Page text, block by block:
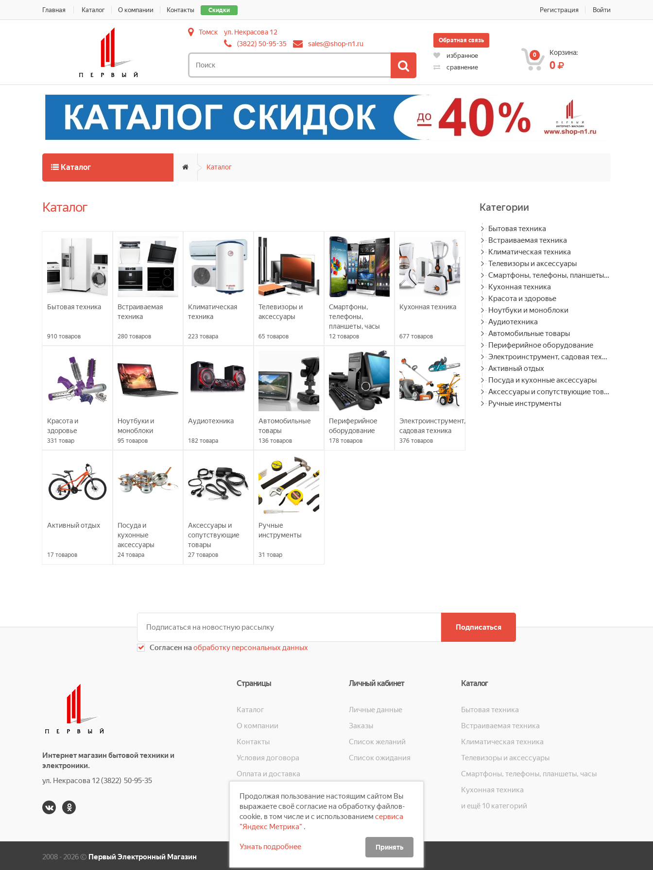
Скидки
Главная Каталог О компании Контакты Регистрация Войти
Томск
ул. Некрасова 12
(3822) 50-95-35
sales@shop-n1.ru Обратная связь
избранное
сравнение
0 Корзина:
0
Каталог Каталог
Каталог
Бытовая техника
910 товаров
Встраиваемая
техника
280 товаров
Климатическая
техника
223 товара
Телевизоры и
аксессуары
65 товаров
Смартфоны,
телефоны,
планшеты, часы
12 товаров
Кухонная техника
677 товаров
Красота и
здоровье
331 товар
Ноутбуки и
моноблоки
95 товаров
Аудиотехника
182 товара
Автомобильные
товары
136товаров
Периферийное
оборудование
178 товаров
Электроинструмент,
садовая техника
376товаров
Активный отдых
17 товаров
Посуда и
кухонные
аксессуары
24товара
Аксессуары и
сопутствующие
товары
27 товаров
Ручные
инструменты
31 товар
Категории
Бытовая техника
Встраиваемая техника
Климатическая техника
Телевизоры и аксессуары
Смартфоны, телефоны, планшеты, часы
Кухонная техника
Красота и здоровье
Ноутбуки и моноблоки
Аудиотехника
Автомобильные товары
Периферийное оборудование
Электроинструмент, садовая техника
Активный отдых
Посуда и кухонные аксессуары
Аксессуары и сопутствующие товары
Ручные инструменты
Подписаться
Согласен наобработку персональных данных
Интернет магазин бытовой техники и
электроники.
ул. Некрасова 12 (3822) 50-95-35
Страницы
Каталог
О компании
Контакты
Условия договора
Оплата и доставка
Скидки
Личный кабинет
Личные данные
Заказы
Список желаний
Список ожидания
Каталог
Бытовая техника
Встраиваемая техника
Климатическая техника
Телевизоры и аксессуары
Смартфоны, телефоны, планшеты, часы
Кухонная техника
и ещё 10 категорий
2008 - 2026 © Первый Электронный Магазин
Продолжая пользование настоящим сайтом Вы
выражаете своё согласие на обработку файлов-
cookie, в том числе и с использованием сервиса
"Яндекс Метрика" .
Узнать подробнее Принять